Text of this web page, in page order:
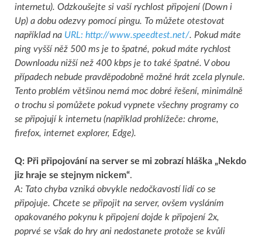
internetu). Odzkoušejte si vaší rychlost připojení (Down i
Up) a dobu odezvy pomocí pingu. To můžete otestovat
například na URL: http://www.speedtest.net/. Pokud máte
ping vyšší něž 500 ms je to špatné, pokud máte rychlost
Downloadu nižší než 400 kbps je to také špatné. V obou
případech nebude pravděpodobně možné hrát zcela plynule.
Tento problém většinou nemá moc dobré řešení, minimálně
o trochu si pomůžete pokud vypnete všechny programy co
se připojují k internetu (například prohlížeče: chrome,
firefox, internet explorer, Edge).
Q: Při připojování na server se mi zobrazí hláška „Nekdo
jiz hraje se stejnym nickem“.
A: Tato chyba vzniká obvykle nedočkavostí lidí co se
připojuje. Chcete se připojit na server, ovšem vysláním
opakovaného pokynu k připojení dojde k připojení 2x,
poprvé se však do hry ani nedostanete protože se kvůli